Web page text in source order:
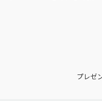
プレゼ